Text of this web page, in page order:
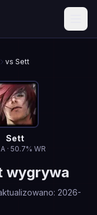
vs Sett
Sett
A· 50.7% WR
wygrywa
: 2026-